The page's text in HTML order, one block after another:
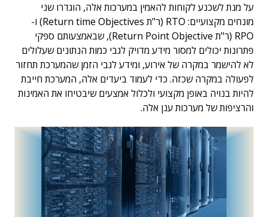
על מנת לשכנע לקוחות להאמין במערכות אלה, הוגדרו שני
מונחים מקצועיים: RTO (ר"ת Return time Objectives) ו-
RPO (ר"ת Return Point Objective), שבאמצעותם ספקי
פתרונות יכולים למסור מידע מדויק לגבי כמות הנתונים שעלולים
לא להישמר במקרה של אירוע, ומידע לגבי הזמן שהמערכת תחזור
לפעולה במקרה שכזה. כדי לעמוד ביעדים אלה, המערכת חייבת
להיות בנויה באופן מקצועי ולכלול אמצעים שיבטיחו את האמינות
והרציפות של מערכות ענן אלה.